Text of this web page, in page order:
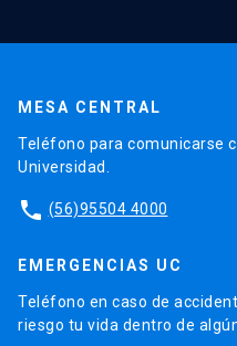
MESA CENTRAL
Teléfono para comunicarse
Universidad.
phone (56)95504 4000
EMERGENCIAS UC
Teléfono en caso de
riesgo tu vida dentro de